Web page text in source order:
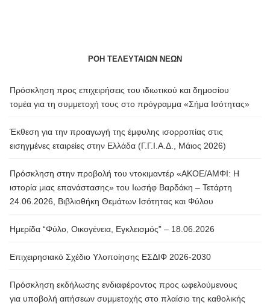
ΡΟΗ ΤΕΛΕΥΤΑΙΩΝ ΝΕΩΝ
Πρόσκληση προς επιχειρήσεις του ιδιωτικού και δημοσίου
τομέα για τη συμμετοχή τους στο πρόγραμμα «Σήμα Ισότητας»
Έκθεση για την προαγωγή της έμφυλης ισορροπίας στις
εισηγμένες εταιρείες στην Ελλάδα (Γ.Γ.Ι.Α.Δ., Μάιος 2026)
Πρόσκληση στην προβολή του ντοκιμαντέρ «ΑΚΟΕ/ΑΜΦΙ: Η
ιστορία μιας επανάστασης» του Ιωσήφ Βαρδάκη – Τετάρτη
24.06.2026, Βιβλιοθήκη Θεμάτων Ισότητας και Φύλου
Ημερίδα “Φύλο, Οικογένεια, Εγκλεισμός” – 18.06.2026
Επιχειρησιακό Σχέδιο Υλοποίησης ΕΣΔΙΦ 2026-2030
Πρόσκληση εκδήλωσης ενδιαφέροντος προς ωφελούμενους
για υποβολή αιτήσεων συμμετοχής στο πλαίσιο της καθολικής